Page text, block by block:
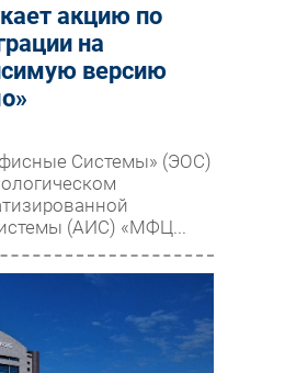
акцию по
на
версию
Системы» (ЭОС)
(АИС) «МФЦ...